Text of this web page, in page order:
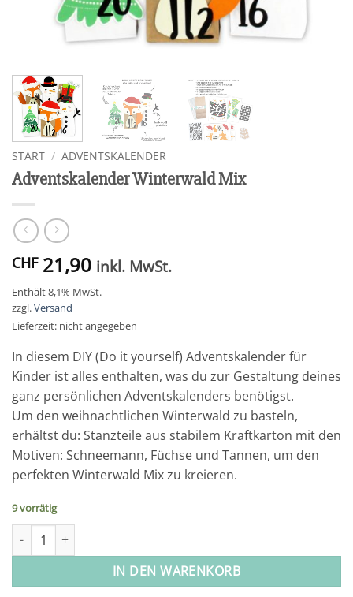
START / ADVENTSKALENDER
Adventskalender Winterwald Mix
CHF21,90 inkl. MwSt.
Enthält 8,1% MwSt.
zzgl.Versand
Lieferzeit: nicht angegeben
In diesem DIY (Do it yourself) Adventskalender für
Kinder ist alles enthalten, was du zur Gestaltung deines
ganz persönlichen Adventskalenders benötigst.
Um den weihnachtlichen Winterwald zu basteln,
erhältst du: Stanzteile aus stabilem Kraftkarton mit den
Motiven: Schneemann, Füchse und Tannen, um den
perfekten Winterwald Mix zu kreieren.
9 vorrätig
Adventskalender Winterwald Mix Menge
IN DEN WARENKORB